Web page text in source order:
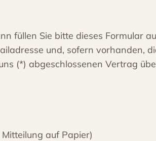
füllen Sie bitte dieses Formular
und, sofern vorhanden,
(*) abgeschlossenen Vertrag
auf Papier)